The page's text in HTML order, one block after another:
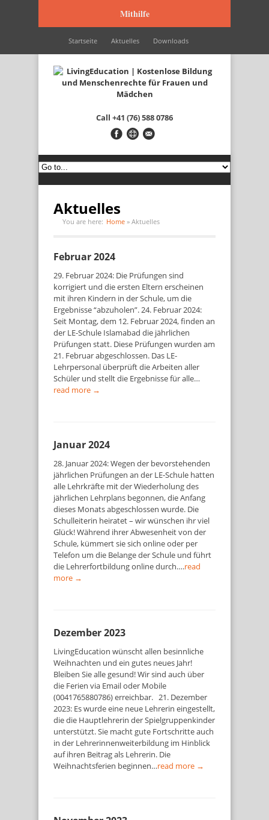
Mithilfe
Startseite Aktuelles Downloads
Wir werden unterstützt durch… Kontakt Italiano
Français English
Call +41 (76) 588 0786
Aktuelles
You are here: Home » Aktuelles
Februar 2024
29. Februar 2024: Die Prüfungen sind
korrigiert und die ersten Eltern erscheinen
mit ihren Kindern in der Schule, um die
Ergebnisse “abzuholen”. 24. Februar 2024:
Seit Montag, dem 12. Februar 2024, finden an
der LE-Schule Islamabad die jährlichen
Prüfungen statt. Diese Prüfungen wurden am
21. Februar abgeschlossen. Das LE-
Lehrpersonal überprüft die Arbeiten aller
Schüler und stellt die Ergebnisse für alle…
read more →
Januar 2024
28. Januar 2024: Wegen der bevorstehenden
jährlichen Prüfungen an der LE-Schule hatten
alle Lehrkräfte mit der Wiederholung des
jährlichen Lehrplans begonnen, die Anfang
dieses Monats abgeschlossen wurde. Die
Schulleiterin heiratet – wir wünschen ihr viel
Glück! Während ihrer Abwesenheit von der
Schule, kümmert sie sich online oder per
Telefon um die Belange der Schule und führt
die Lehrerfortbildung online durch….read
more →
Dezember 2023
LivingEducation wünscht allen besinnliche
Weihnachten und ein gutes neues Jahr!
Bleiben Sie alle gesund! Wir sind auch über
die Ferien via Email oder Mobile
(0041765880786) erreichbar. 21. Dezember
2023: Es wurde eine neue Lehrerin eingestellt,
die die Hauptlehrerin der Spielgruppenkinder
unterstützt. Sie macht gute Fortschritte auch
in der Lehrerinnenweiterbildung im Hinblick
auf ihren Beitrag als Lehrerin. Die
Weihnachtsferien beginnen…read more →